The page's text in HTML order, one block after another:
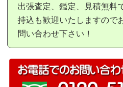
出張査定、鑑定、見積無料
持込も歓迎いたしますので
問い合わせ下さい！